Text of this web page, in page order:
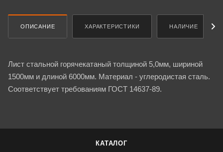
ОПИСАНИЕ ХАРАКТЕРИСТИКИ НАЛИЧИЕ
Лист стальной горячекатаный толщиной 5,0мм, шириной
1500мм и длиной 6000мм. Материал - углеродистая сталь.
Соответствует требованиям ГОСТ 14637-89.
КАТАЛОГ